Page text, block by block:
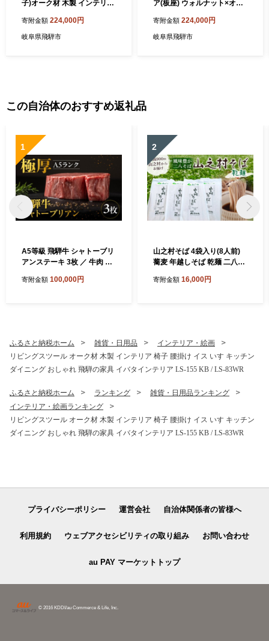
子)オーク材 木製 インテリア
ン ダイニング おしゃれ 飛騨
の家具 イバタインテリア DC
寄附金額 224,000円
岐阜県飛騨市
ア(板座) ウォルナット×オー
テリア ウォールナット材 オ
ーク材 椅子 いす 飛騨の匠 家
寄附金額 224,000円
岐阜県飛騨市
この自治体のおすすめ返礼品
1
A5等級 飛騨牛 シャトーブリ
アンステーキ 3枚 ／ 牛肉 和
産 極厚 厚切り 飛騨市 フィレ
希少部位 1頭買い わぎゅう
寄附金額 100,000円
2
山之村そば 4袋入り(8人前)
蕎麦 年越しそば 乾麺 二八そ
寄附金額 16,000円
ふるさと納税ホーム 雑貨・日用品
インテリア・絵画
リビングスツール オーク材 木製 インテリア 椅子 腰掛け イス いす キッチン
ダイニング おしゃれ 飛騨の家具 イバタインテリア LS-155 KB / LS-83WR
ふるさと納税ホーム ランキング
雑貨・日用品ランキング
インテリア・絵画ランキング
リビングスツール オーク材 木製 インテリア 椅子 腰掛け イス いす キッチン
ダイニング おしゃれ 飛騨の家具 イバタインテリア LS-155 KB / LS-83WR
プライバシーポリシー 運営会社 自治体関係者の皆様へ
利用規約 ウェブアクセシビリティの取り組み お問い合わせ
au PAY マーケットトップ
© 2016 KDDI/au Commerce & Life, Inc.